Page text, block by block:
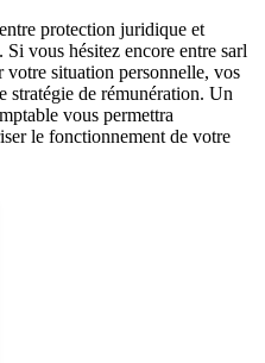
protection juridique et
vous hésitez encore entre sarl
votre situation personnelle, vos
stratégie de rémunération. Un
vous permettra
le fonctionnement de votre